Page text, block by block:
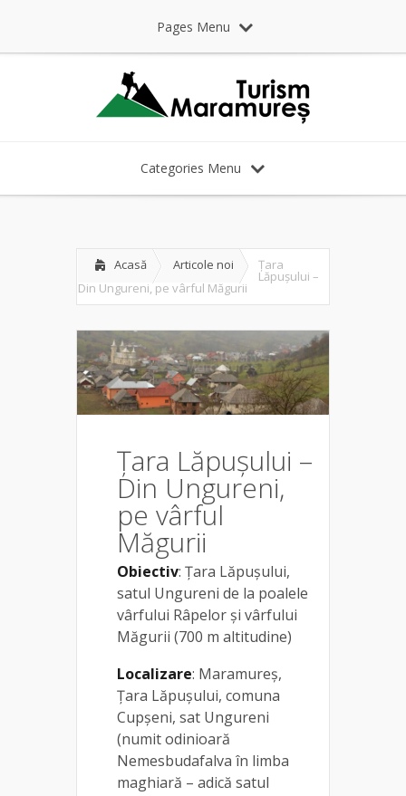
Pages Menu
Categories Menu
Acasă Articole noi Țara
Lăpușului –
Din Ungureni, pe vârful Măgurii
Țara Lăpușului –
Din Ungureni,
pe vârful
Măgurii
Obiectiv: Țara Lăpușului,
satul Ungureni de la poalele
vârfului Râpelor și vârfului
Măgurii (700 m altitudine)
Localizare: Maramureș,
Țara Lăpușului, comuna
Cupșeni, sat Ungureni
(numit odinioară
Nemesbudafalva în limba
maghiară – adică satul